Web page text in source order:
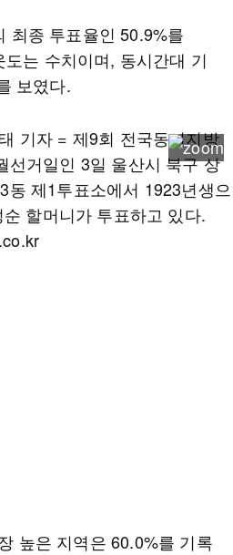
최종 투표율인 50.9%를
는 수치이며, 동시간대 기
보였다.
높은 지역은 60.0%를 기록